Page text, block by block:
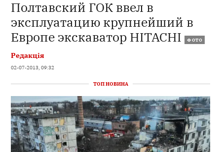
Полтавский ГОК ввел в
эксплуатацию крупнейший в
Европе экскаватор HITACHI ФОТО
Редакція
02-07-2013, 09:32
ТОП НОВИНА